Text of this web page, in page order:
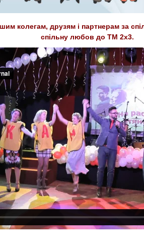
колегам, друзям і партнерам за
спільну любов до ТМ 2х3.